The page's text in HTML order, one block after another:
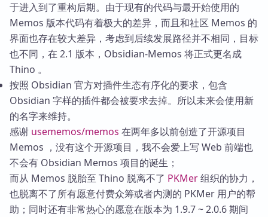
于进入到了重构后期。由于现有的代码与最开始使用的
Memos 版本代码有着极大的差异，而且和社区 Memos 的
界面也存在较大差异，考虑到后续发展路径并不相同，目标
也不同，在 2.1 版本，Obsidian-Memos 将正式更名成
Thino 。
按照 Obsidian 官方对插件生态有序化的要求，包含
Obsidian 字样的插件都会被要求去掉。所以未来会使用新
的名字来维持。
感谢 usememos/memos 在两年多以前创造了开源项目
Memos ，没有这个开源项目，我不会爱上写 Web 前端也
不会有 Obsidian Memos 项目的诞生；
而从 Memos 脱胎至 Thino 脱离不了 PKMer组织的协力，
也脱离不了所有愿意付费众筹或者内测的 PKMer 用户的帮
助；同时还有非常热心的愿意在版本为 1.9.7 ~ 2.0.6 期间